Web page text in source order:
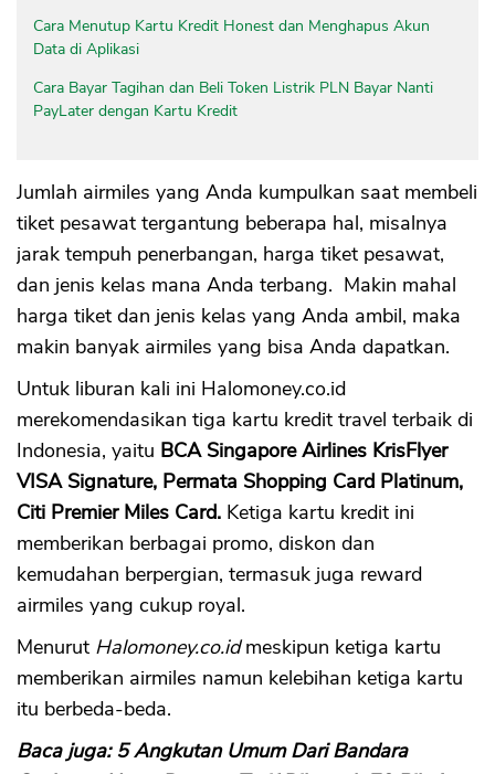
Cara Menutup Kartu Kredit Honest dan Menghapus Akun
Data di Aplikasi
Cara Bayar Tagihan dan Beli Token Listrik PLN Bayar Nanti
PayLater dengan Kartu Kredit
Jumlah airmiles yang Anda kumpulkan saat membeli
tiket pesawat tergantung beberapa hal, misalnya
jarak tempuh penerbangan, harga tiket pesawat,
dan jenis kelas mana Anda terbang. Makin mahal
harga tiket dan jenis kelas yang Anda ambil, maka
makin banyak airmiles yang bisa Anda dapatkan.
Untuk liburan kali ini Halomoney.co.id
merekomendasikan tiga kartu kredit travel terbaik di
Indonesia, yaitu BCA Singapore Airlines KrisFlyer
VISA Signature, Permata Shopping Card Platinum,
Citi Premier Miles Card. Ketiga kartu kredit ini
memberikan berbagai promo, diskon dan
kemudahan berpergian, termasuk juga reward
airmiles yang cukup royal.
Menurut Halomoney.co.idmeskipun ketiga kartu
memberikan airmiles namun kelebihan ketiga kartu
itu berbeda-beda.
Baca juga: 5 Angkutan Umum Dari Bandara